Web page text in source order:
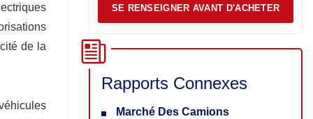
de la
SE RENSEIGNER AVANT D'ACHETER
Rapports Connexes
Marché Des Camions